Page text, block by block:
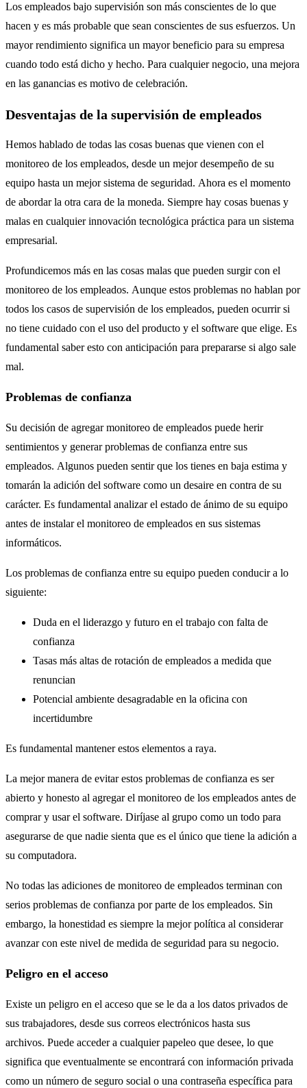
Los empleados bajo supervisión son más conscientes de lo que
hacen y es más probable que sean conscientes de sus esfuerzos. Un
mayor rendimiento significa un mayor beneficio para su empresa
cuando todo está dicho y hecho. Para cualquier negocio, una mejora
en las ganancias es motivo de celebración.
Desventajas de la supervisión de empleados
Hemos hablado de todas las cosas buenas que vienen con el
monitoreo de los empleados, desde un mejor desempeño de su
equipo hasta un mejor sistema de seguridad. Ahora es el momento
de abordar la otra cara de la moneda. Siempre hay cosas buenas y
malas en cualquier innovación tecnológica práctica para un sistema
empresarial.
Profundicemos más en las cosas malas que pueden surgir con el
monitoreo de los empleados. Aunque estos problemas no hablan por
todos los casos de supervisión de los empleados, pueden ocurrir si
no tiene cuidado con el uso del producto y el software que elige. Es
fundamental saber esto con anticipación para prepararse si algo sale
mal.
Problemas de confianza
Su decisión de agregar monitoreo de empleados puede herir
sentimientos y generar problemas de confianza entre sus
empleados. Algunos pueden sentir que los tienes en baja estima y
tomarán la adición del software como un desaire en contra de su
carácter. Es fundamental analizar el estado de ánimo de su equipo
antes de instalar el monitoreo de empleados en sus sistemas
informáticos.
Los problemas de confianza entre su equipo pueden conducir a lo
siguiente:
Duda en el liderazgo y futuro en el trabajo con falta de
confianza
Tasas más altas de rotación de empleados a medida que
renuncian
Potencial ambiente desagradable en la oficina con
incertidumbre
Es fundamental mantener estos elementos a raya.
La mejor manera de evitar estos problemas de confianza es ser
abierto y honesto al agregar el monitoreo de los empleados antes de
comprar y usar el software. Diríjase al grupo como un todo para
asegurarse de que nadie sienta que es el único que tiene la adición a
su computadora.
No todas las adiciones de monitoreo de empleados terminan con
serios problemas de confianza por parte de los empleados. Sin
embargo, la honestidad es siempre la mejor política al considerar
avanzar con este nivel de medida de seguridad para su negocio.
Peligro en el acceso
Existe un peligro en el acceso que se le da a los datos privados de
sus trabajadores, desde sus correos electrónicos hasta sus
archivos. Puede acceder a cualquier papeleo que desee, lo que
significa que eventualmente se encontrará con información privada
como un número de seguro social o una contraseña específica para